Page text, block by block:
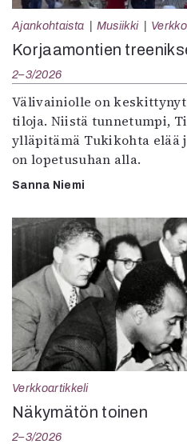
Ajankohtaista Musiikki
Korjaamontien
2–3/2026
Välivainiolle on
tiloja. Niistä tunnetumpi,
ylläpitämä Tukikohta elää
on lopetusuhan alla.
Sanna Niemi
Verkkoartikkeli
Näkymätön toinen
2–3/2026